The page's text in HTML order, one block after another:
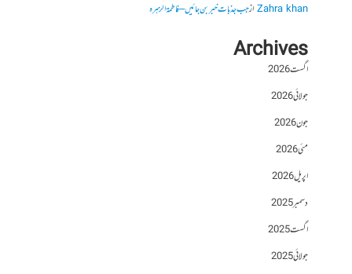
Zahra khanازجب جذبات خبر بن جائیں – فاطمۃالزہرہ
Archives
اگست 2026
جولائی 2026
جون 2026
مئی 2026
اپریل 2026
دسمبر 2025
اگست 2025
جولائی 2025